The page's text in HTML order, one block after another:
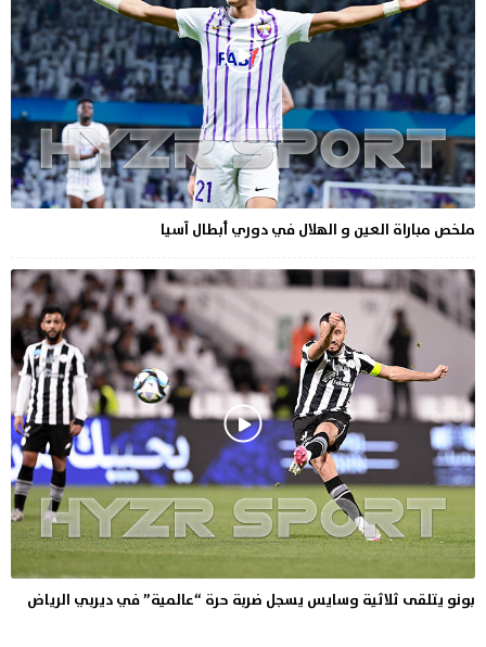
ملخص مباراة العين و الهلال في دوري أبطال آسيا
بونو يتلقى ثلاثية وسايس يسجل ضربة حرة “عالمية” في ديربي الرياض